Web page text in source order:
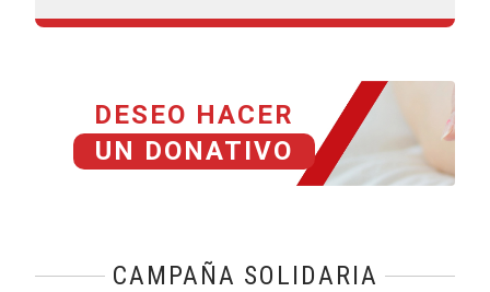
DESEO HACER
UN DONATIVO
CAMPAÑA SOLIDARIA